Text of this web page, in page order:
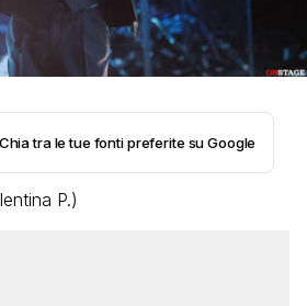
tra le tue fonti preferite su Google
P.)